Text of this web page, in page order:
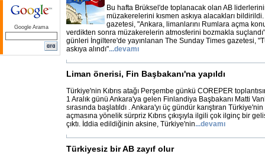
Google Arama
Bu hafta Brüksel'de toplanacak olan AB
müzakerelerini kısmen askıya alacakları
gazetesi, "Ankara, limanlarını Rumlara açma
verdikten sonra müzakerelerin atmosferini bozmakla
günleri İngiltere'de yayınlanan The Sunday Times gazetesi,
askıya alındı"...devamı
Liman önerisi, Fin Başbakanı'na yapıldı
Türkiye'nin Kıbrıs atağı Perşembe günkü COREPER
1 Aralık günü Ankara'ya gelen Finlandiya Başbakanı Matti
sırasında başlatıldı . Ankara'yı üç gündür karıştıran
açmasına yönelik sürpriz Kıbrıs çıkışıyla ilgili çok ilginç bir
çıktı. İddia edildiğinin aksine, Türkiye'nin...devamı
Türkiyesiz bir AB zayıf olur